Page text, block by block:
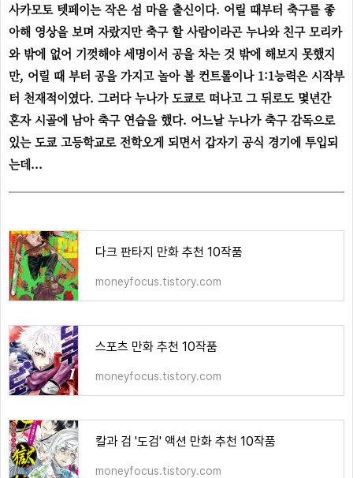
사카모토 텟페이는 작은 섬 마을 출신이다. 어릴 때부터 축구를 좋
아해 영상을 보며 자랐지만 축구 할 사람이라곤 누나와 친구 모리카
와 밖에 없어 기껏해야 세명이서 공을 차는 것 밖에 해보지 못했지
만, 어릴 때 부터 공을 가지고 놀아 볼 컨트롤이나 1:1능력은 시작부
터 천재적이였다. 그러다 누나가 도쿄로 떠나고 그 뒤로도 몇년간
혼자 시골에 남아 축구 연습을 했다. 어느날 누나가 축구 감독으로
있는 도쿄 고등학교로 전학오게 되면서 갑자기 공식 경기에 투입되
는데...
다크 판타지 만화 추천 10작품
moneyfocus.tistory.com
스포츠 만화 추천 10작품
moneyfocus.tistory.com
칼과 검 '도검' 액션 만화 추천 10작품
moneyfocus.tistory.com